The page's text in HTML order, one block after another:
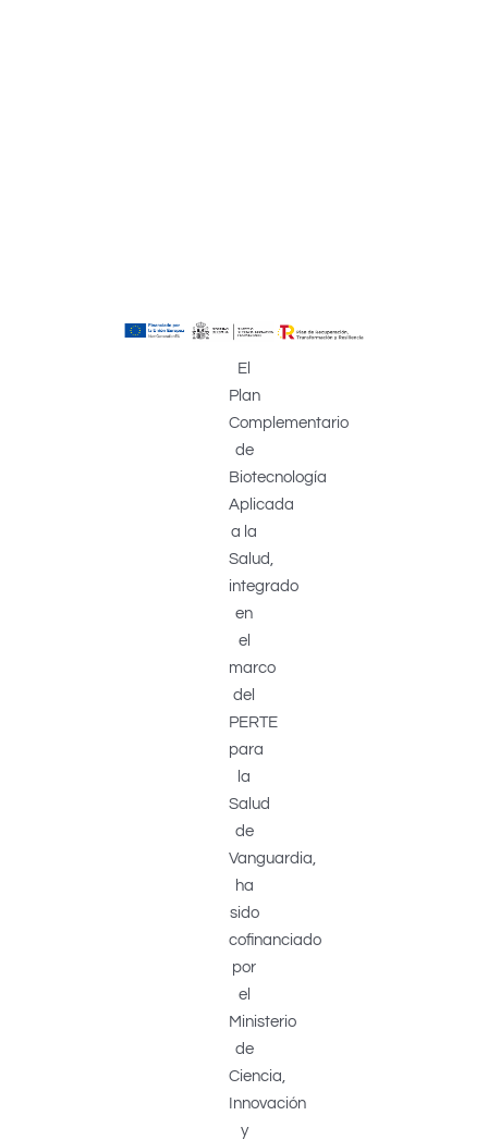
El
Plan
Complementario
de
Biotecnología
Aplicada
a la
Salud,
integrado
en
el
marco
del
PERTE
para
la
Salud
de
Vanguardia,
ha
sido
cofinanciado
por
el
Ministerio
de
Ciencia,
Innovación
y